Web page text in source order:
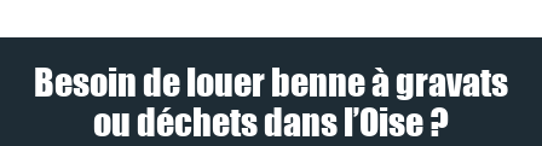
Besoin de louer benne à gravats
ou déchets dans l’Oise ?